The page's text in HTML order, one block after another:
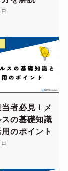
者必見！メ
の基礎知識
のポイント